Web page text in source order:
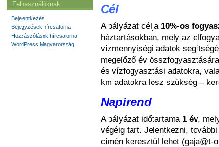
Cél
A pályázat célja 10%-os
háztartásokban, mely az
vízmennyiségi adatok
megelőző év
és vízfogyasztási adatokra,
km adatokra lesz szükség –
Napirend
A pályázat időtartama 1 év,
végéig tart. Jelentkezni,
címén keresztül lehet (gaja@t-
Felhasználóknak
Bejelentkezés
Bejegyzések hírcsatorna
Hozzászólások hírcsatorna
WordPress Magyarország